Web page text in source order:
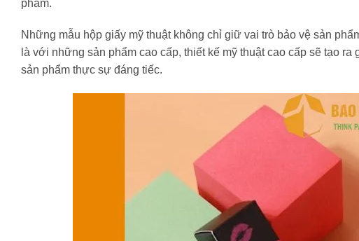
phẩm.
Những mẫu hộp giấy mỹ thuật không chỉ giữ vai trò bảo vệ sản
là với những sản phẩm cao cấp, thiết kế mỹ thuật cao cấp sẽ tạo
sản phẩm thực sự đáng tiếc.